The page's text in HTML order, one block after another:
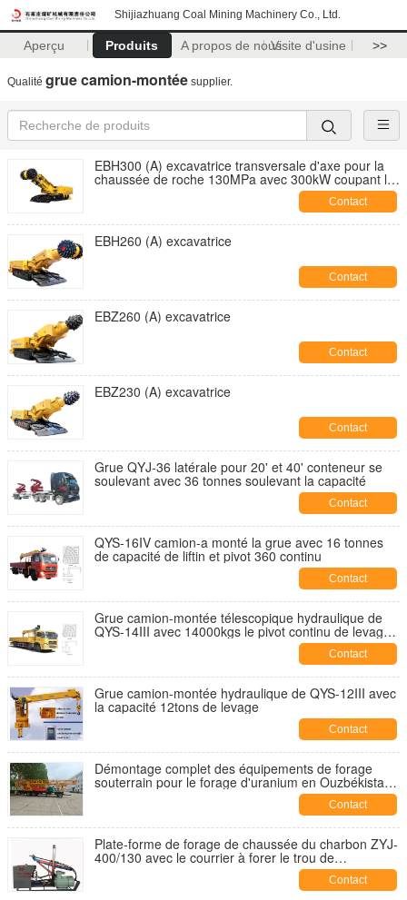
Shijiazhuang Coal Mining Machinery Co., Ltd.
Aperçu Produits A propos de nousVisite d'usine >>
Qualité grue camion-montée supplier.
EBH300 (A) excavatrice transversale d'axe pour la
chaussée de roche 130MPa avec 300kW coupant la
Contact
EBH260 (A) excavatrice
Contact
EBZ260 (A) excavatrice
Contact
EBZ230 (A) excavatrice
Contact
Grue QYJ-36 latérale pour 20' et 40' conteneur se
soulevant avec 36 tonnes soulevant la capacité
Contact
QYS-16IV camion-a monté la grue avec 16 tonnes
de capacité de liftin et pivot 360 continu
Contact
Grue camion-montée télescopique hydraulique de
QYS-14III avec 14000kgs le pivot continu de levage
Contact
Grue camion-montée hydraulique de QYS-12III avec
la capacité 12tons de levage
Contact
Démontage complet des équipements de forage
souterrain pour le forage d'uranium en Ouzbékistan :
guide de sélection des équipements, des
installations de puissance, des technologies clés de
forage et de la prévention des erreurs.
Contact
Plate-forme de forage de chaussée du charbon ZYJ-
400/130 avec le courrier à forer le trou de
profondeur de 150m et de diamètre de 113mm
Contact